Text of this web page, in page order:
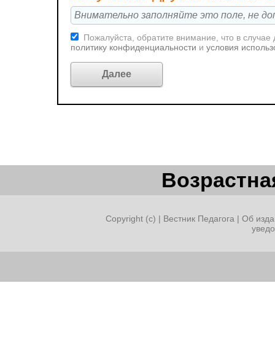
Пожалуйста, обратите внимание, что в
политику конфиденциальности и условия
Copyright (c) | Вестник Педагога | Об